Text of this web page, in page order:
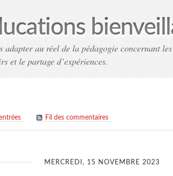
adapter au réel de la pédagogie concernant
et le partage d’expériences.
Fil des commentaires
MERCREDI, 15 NOVEMBRE 2023